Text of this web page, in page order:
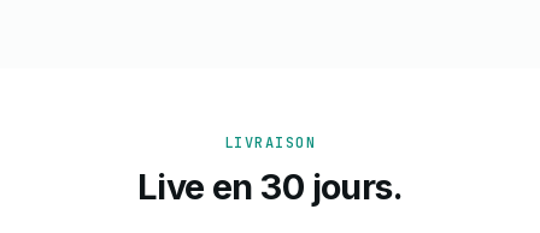
LIVRAISON
Live en 30 jours.